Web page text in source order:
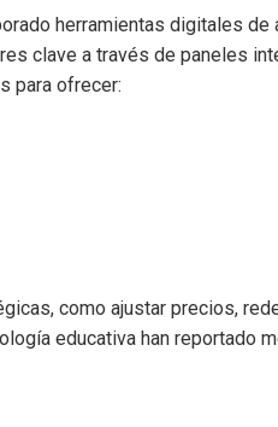
herramientas digitales de
clave a través de paneles
para ofrecer:
como ajustar precios,
educativa han reportado